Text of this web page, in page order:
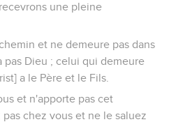
une pleine
et ne demeure pas dans
pas Dieu ; celui qui demeure
a le Père et le Fils.
et n'apporte pas cet
chez vous et ne le saluez